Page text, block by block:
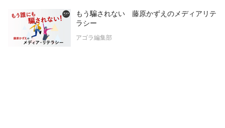
もう騙されない 藤原かずえのメディアリテ
ラシー
アゴラ編集部